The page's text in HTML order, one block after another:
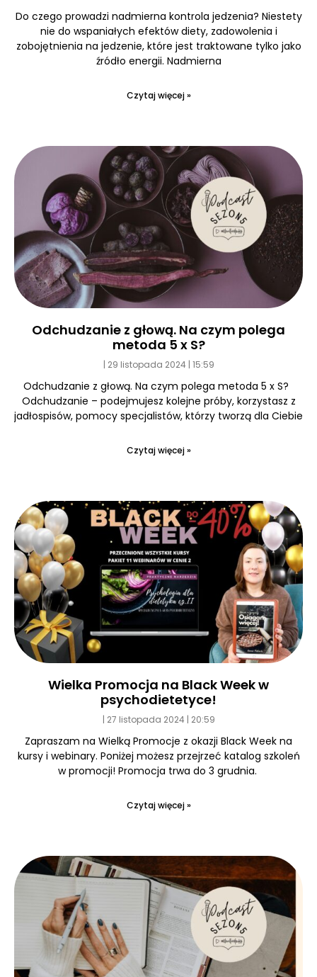
Do czego prowadzi nadmierna kontrola jedzenia? Niestety
nie do wspaniałych efektów diety, zadowolenia i
zobojętnienia na jedzenie, które jest traktowane tylko jako
źródło energii. Nadmierna
Czytaj więcej »
Odchudzanie z głową. Na czym polega
metoda 5 x S?
29 listopada 2024 15:59
Odchudzanie z głową. Na czym polega metoda 5 x S?
Odchudzanie – podejmujesz kolejne próby, korzystasz z
jadłospisów, pomocy specjalistów, którzy tworzą dla Ciebie
Czytaj więcej »
Wielka Promocja na Black Week w
psychodietetyce!
27 listopada 2024 20:59
Zapraszam na Wielką Promocje z okazji Black Week na
kursy i webinary. Poniżej możesz przejrzeć katalog szkoleń
w promocji! Promocja trwa do 3 grudnia.
Czytaj więcej »